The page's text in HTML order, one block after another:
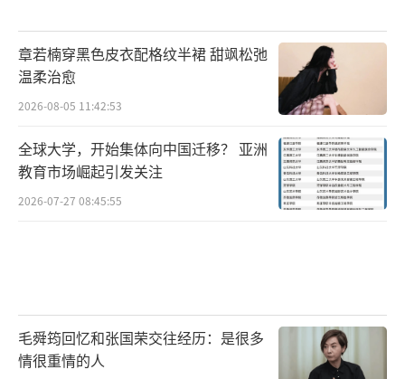
章若楠穿黑色皮衣配格纹半裙 甜飒松弛
温柔治愈
2026-08-05 11:42:53
全球大学，开始集体向中国迁移？ 亚洲
教育市场崛起引发关注
2026-07-27 08:45:55
毛舜筠回忆和张国荣交往经历：是很多
情很重情的人